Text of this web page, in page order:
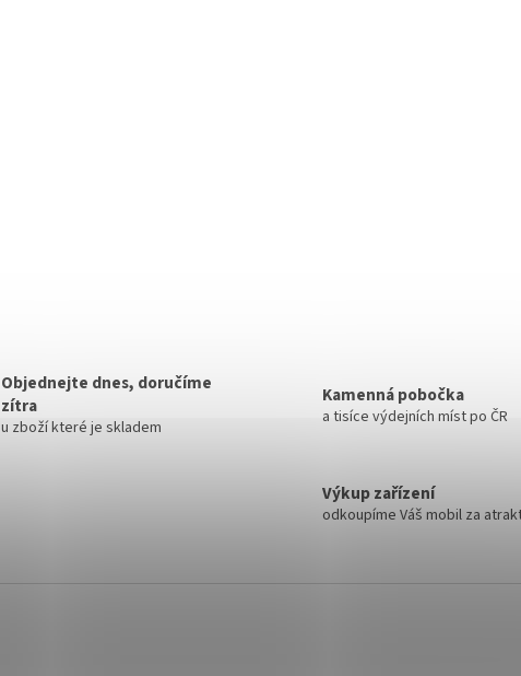
Objednejte dnes, doručíme
zítra
u zboží které je skladem
Kamenná pobočka
a tisíce výdejních míst po ČR
Výkup zařízení
odkoupíme Váš mobil za